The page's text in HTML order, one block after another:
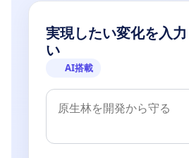
実現したい変化を入
い
AI搭載